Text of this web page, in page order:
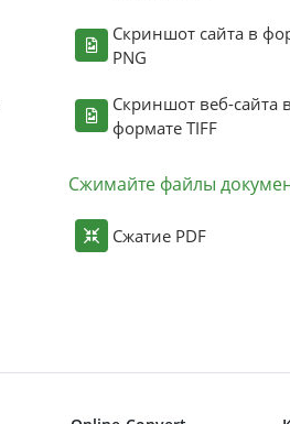
Скриншот сайта в
PNG
Скриншот веб-сайта в
формате TIFF
Сжимайте файлы
Сжатие PDF